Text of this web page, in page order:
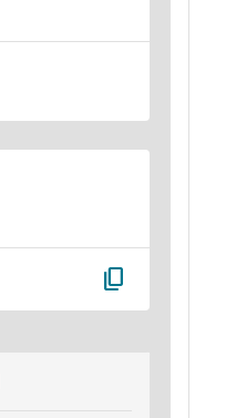
content_copy